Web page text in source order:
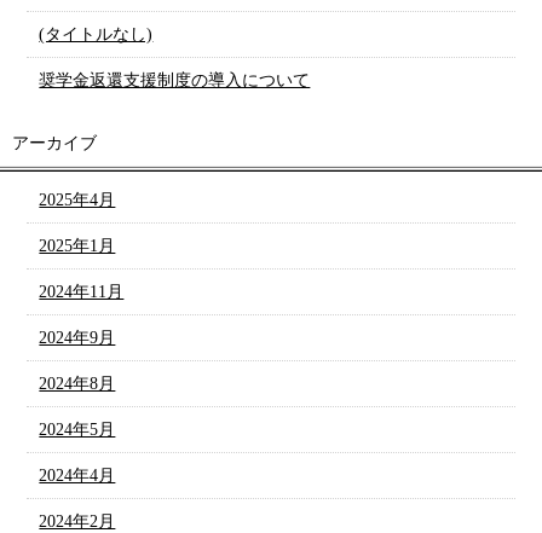
(タイトルなし)
奨学金返還支援制度の導入について
アーカイブ
2025年4月
2025年1月
2024年11月
2024年9月
2024年8月
2024年5月
2024年4月
2024年2月